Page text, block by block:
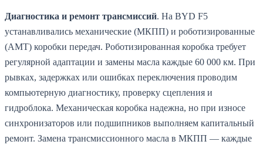
Диагностика и ремонт трансмиссий. На BYD F5
устанавливались механические (МКПП) и роботизированные
(AMT) коробки передач. Роботизированная коробка требует
регулярной адаптации и замены масла каждые 60 000 км. При
рывках, задержках или ошибках переключения проводим
компьютерную диагностику, проверку сцепления и
гидроблока. Механическая коробка надежна, но при износе
синхронизаторов или подшипников выполняем капитальный
ремонт. Замена трансмиссионного масла в МКПП — каждые